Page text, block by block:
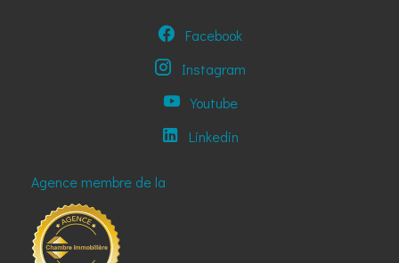
Facebook
Instagram
Youtube
Linkedin
Agence membre de la